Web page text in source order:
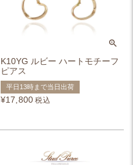
K10YG ルビー ハートモチーフ
ピアス
平日13時まで当日出荷
¥17,800 税込